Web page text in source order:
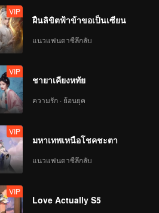
VIP
ฝืนลิขิตฟ้าข้าขอเป็นเซียน
แนวแฟนตาซีลึกลับ
VIP
ชายาเคียงหทัย
ความรัก · ย้อนยุค
VIP
มหาเทพเหนือโชคชะตา
แนวแฟนตาซีลึกลับ
VIP
Love Actually S5